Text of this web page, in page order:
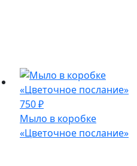
750₽
Мыло в коробке
«Цветочное послание»